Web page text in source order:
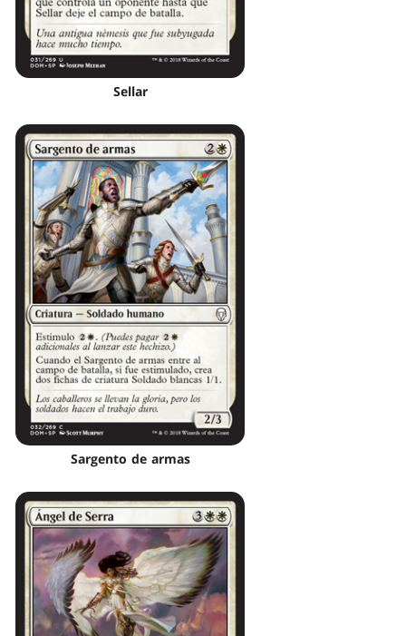
Sellar
Sargento de armas